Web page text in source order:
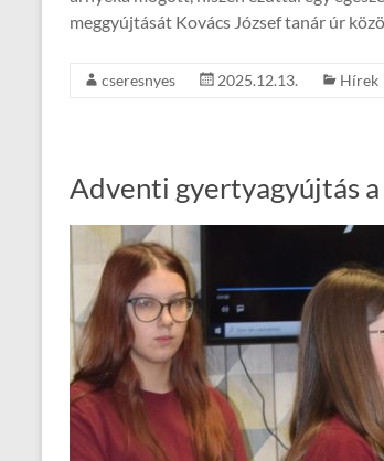
meggyújtását Kovács József tanár úr
cseresnyes 2025.12.13. Hírek
Adventi gyertyagyújtás